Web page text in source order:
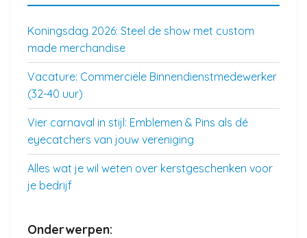
Koningsdag 2026: Steel de show met custom
made merchandise
Vacature: Commerciële Binnendienstmedewerker
(32-40 uur)
Vier carnaval in stijl: Emblemen & Pins als dé
eyecatchers van jouw vereniging
Alles wat je wil weten over kerstgeschenken voor
je bedrijf
Onderwerpen: